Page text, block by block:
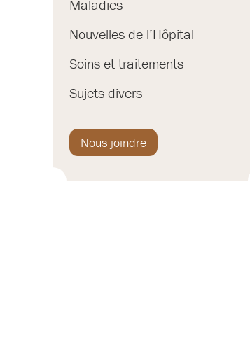
Maladies
Nouvelles de l’Hôpital
Soins et traitements
Sujets divers
Nous joindre